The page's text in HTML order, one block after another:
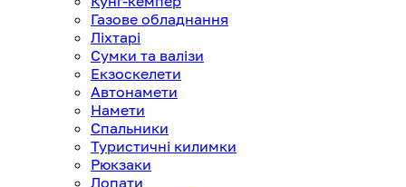
Газове обладнання
Ліхтарі
Сумки та валізи
Екзоскелети
Автонамети
Намети
Спальники
Туристичні килимки
Рюкзаки
Лопати